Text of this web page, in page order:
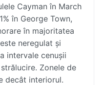
Cayman în March
în George Town,
în majoritatea
neregulat și
intervale cenușii
Zonele de
decât interiorul.